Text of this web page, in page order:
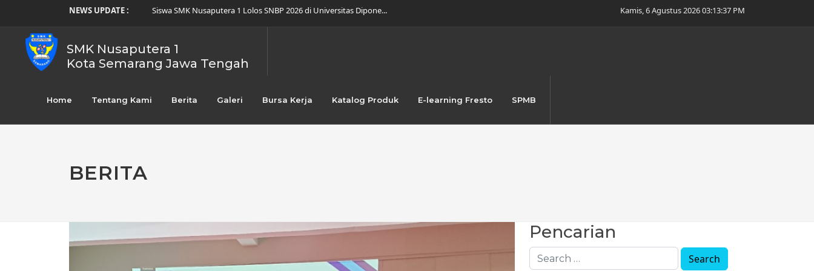
NEWS UPDATE :
Siswa SMK Nusaputera 1 Lolos SNBP 2026 di Universitas Dipone...
Perayaan Imlek Nusaputera 2026 Meriah dengan Pentas Budaya d...
Promo SPMB SMK Nusaputera 1 untuk Bulan Maret 2026...
Raih Empat Medali Sekaligus! Siswa DKV SMK Nusaputera 1 Bawa...
SMK Nusaputera 1 Laksanakan Kunjungan Industri ke PT Marifoo...
Siswa SMK Nusaputera 1 Raih Juara 2 Creative Ads pada COMMDI...
Kamis, 6 Agustus 2026 03:13:38 PM
SMK Nusaputera 1
Kota Semarang Jawa Tengah
Home Tentang Kami Berita Galeri Bursa Kerja Katalog Produk E-learning Fresto SPMB
BERITA
Pencarian